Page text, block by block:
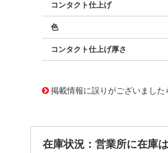
コンタクト仕上げ
色
コンタクト仕上げ厚さ
掲載情報に誤りがございました
在庫状況：営業所に在庫